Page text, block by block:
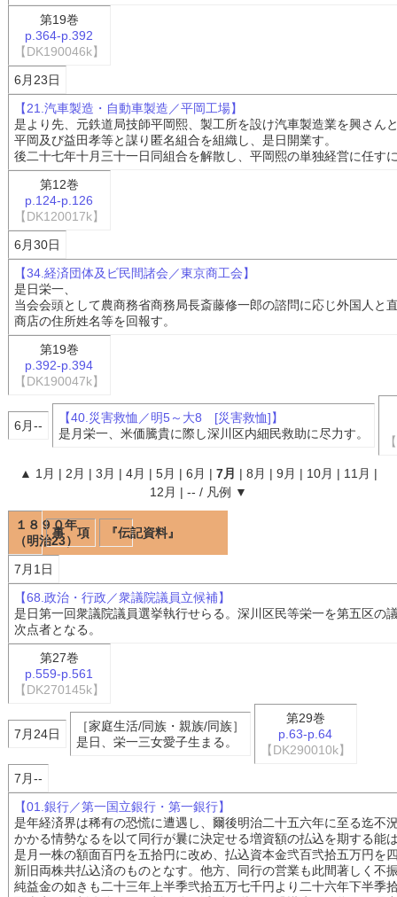
第19巻
p.364-p.392
【DK190046k】
6月23日
【21.汽車製造・自動車製造／平岡工場】
是より先、元鉄道局技師平岡熙、製工所を設け汽車製造業を興さん
平岡及び益田孝等と謀り匿名組合を組織し、是日開業す。
後二十七年十月三十一日同組合を解散し、平岡熙の単独経営に任す
第12巻
p.124-p.126
【DK120017k】
6月30日
【34.経済団体及ビ民間諸会／東京商工会】
是日栄一、
当会会頭として農商務省商務局長斎藤修一郎の諮問に応じ外国人と
商店の住所姓名等を回報す。
第19巻
p.392-p.394
【DK190047k】
6月--
【40.災害救恤／明5～大8 [災害救恤]】
是月栄一、米価騰貴に際し深川区内細民救助に尽力す。
▲ 1月 | 2月 | 3月 | 4月 | 5月 | 6月 | 7月 | 8月 | 9月 | 10月 | 11月 |
12月 | -- / 凡例 ▼
１８９０年
（明治23）
事 項 『伝記資料』
7月1日
【68.政治・行政／衆議院議員立候補】
是日第一回衆議院議員選挙執行せらる。深川区民等栄一を第五区の
次点者となる。
第27巻
p.559-p.561
【DK270145k】
7月24日
［家庭生活/同族・親族/同族］
是日、栄一三女愛子生まる。
第29巻
p.63-p.64
【DK290010k】
7月--
【01.銀行／第一国立銀行・第一銀行】
是年経済界は稀有の恐慌に遭遇し、爾後明治二十五六年に至る迄不
かかる情勢なるを以て同行が曩に決定せる増資額の払込を期する能
是月一株の額面百円を五拾円に改め、払込資本金弐百弐拾五万円を
新旧両株共払込済のものとなす。他方、同行の営業も此間著しく不
純益金の如きも二十三年上半季弐拾五万七千円より二十六年下半季